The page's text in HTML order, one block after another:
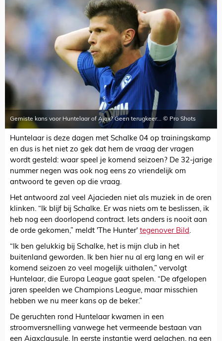
Gemiste kans voor Huntelaar of Ajax? Geen terugkeer... © Pro Shots
Huntelaar is deze dagen met Schalke 04 op trainingskamp
en dus is het niet zo gek dat hem de vraag der vragen
wordt gesteld: waar speel je komend seizoen? De 32-jarige
nummer negen was ook nog eens zo vriendelijk om
antwoord te geven op die vraag.
Het antwoord zal veel Ajacieden niet als muziek in de oren
klinken. “Ik blijf bij Schalke. Er was niets om te beslissen, ik
heb nog een doorlopend contract. Iets anders is nooit aan
de orde gekomen,” meldt 'The Hunter' tegenover Bild.
“Ik ben gelukkig bij Schalke, het is mijn club in het
buitenland geworden. Ik ben hier nu al erg lang en wil er
komend seizoen zo veel mogelijk uithalen,” vervolgt
Huntelaar, die Europa League gaat spelen. “De afgelopen
jaren speelden we Champions League, maar misschien
hebben we nu meer kans op de beker.”
De geruchten rond Huntelaar kwamen in een
stroomversnelling vanwege het vermeende bestaan van
een Ajaxclausule. In eerste instantie werd gelachen, na een